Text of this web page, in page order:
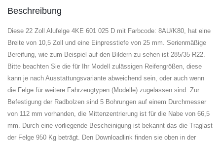
Beschreibung
Diese 22 Zoll Alufelge 4KE 601 025 D mit Farbcode: 8AU/K80, hat eine
Breite von 10,5 Zoll und eine Einpresstiefe von 25 mm. Serienmäßige
Bereifung, wie zum Beispiel auf den Bildern zu sehen ist 285/35 R22.
Bitte beachten Sie die für Ihr Modell zulässigen Reifengrößen, diese
kann je nach Ausstattungsvariante abweichend sein, oder auch wenn
die Felge für weitere Fahrzeugtypen (Modelle) zugelassen sind. Zur
Befestigung der Radbolzen sind 5 Bohrungen auf einem Durchmesser
von 112 mm vorhanden, die Mittenzentrierung ist für die Nabe von 66,5
mm. Durch eine vorliegende Bescheinigung ist bekannt das die Traglast
der Felge 950 Kg beträgt. Den Downloadlink finden sie oben in der